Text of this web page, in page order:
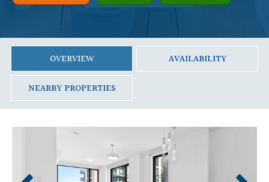
OVERVIEW AVAILABILITY
NEARBY PROPERTIES